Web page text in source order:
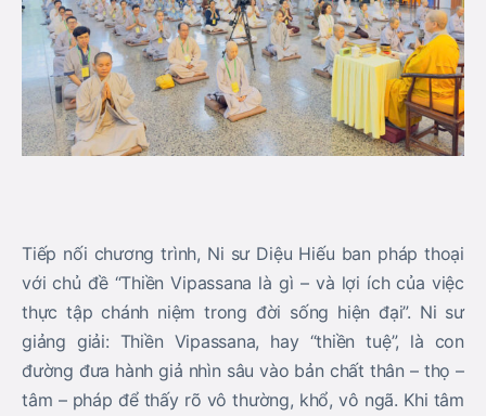
Tiếp nối chương trình, Ni sư Diệu Hiếu ban pháp thoại
với chủ đề “Thiền Vipassana là gì – và lợi ích của việc
thực tập chánh niệm trong đời sống hiện đại”. Ni sư
giảng giải: Thiền Vipassana, hay “thiền tuệ”, là con
đường đưa hành giả nhìn sâu vào bản chất thân – thọ –
tâm – pháp để thấy rõ vô thường, khổ, vô ngã. Khi tâm